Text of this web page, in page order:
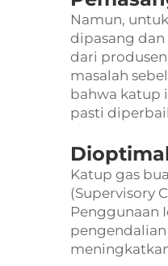
Namun,
dipasang
dari
masalah
bahwa katup
pasti
Katup gas
(Supervisory
Penggunaan